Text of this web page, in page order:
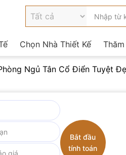
Chọn Nhà Thiết Kế
Ngủ Tân Cổ Điển Tuyệt